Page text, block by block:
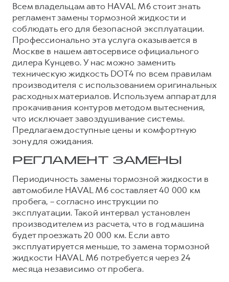
M6
от 2 049 000 ₽
JOLION
от 2 049 000 ₽
DARGO
от 2 899 000 ₽ от 3 599 000 ₽
ВЫБОР И ПОКУПКА
Автомобили в наличии
Конфигуратор HAVAL
Аксессуары HAVAL
Каталоги и прайс-листы
Программа «HAVAL Защита+»
Тест-драйв
Трейд-ин
КРЕДИТ И СТРАХОВАНИЕ
Кредитный калькулятор
Страхование
Кредит
КОРПОРАТИВНЫМ КЛИЕНТАМ
Для малого бизнеса
СЕРВИС
Все о сервисе
Запись на сервис
Моторное масло
Стоимость ТО
СЕРВИСНОЕ ОБСЛУЖИВАНИЕ
Нулевое ТО
Программа «Помощь на дороге»
Регламенты технического обслуживания
Электронный ПТС
ПОДДЕРЖКА
GWM Безопасность
Гарантия HAVAL
Мобильное приложение GWM
СПЕЦПРЕДЛОЖЕНИЯ
Покупателям
Владельцам
БРЕНД HAVAL
О бренде
Новости
О GWM
ИНФОРМАЦИЯ О ДИЛЕРЕ
О дилере
Наша команда
Контакты
Всем владельцам авто HAVAL M6 стоит знать
регламент замены тормозной жидкости и
соблюдать его для безопасной эксплуатации.
Профессионально эта услуга оказывается в
Москве в нашем автосервисе официального
дилера Кунцево. У нас можно заменить
техническую жидкость DOT4 по всем правилам
производителя с использованием оригинальных
расходных материалов. Используем аппарат для
прокачивания контуров методом вытеснения,
что исключает завоздушивание системы.
Предлагаем доступные цены и комфортную
зону для ожидания.
РЕГЛАМЕНТ ЗАМЕНЫ
Периодичность замены тормозной жидкости в
автомобиле HAVAL M6 составляет 40 000 км
пробега, – согласно инструкции по
эксплуатации. Такой интервал установлен
производителем из расчета, что в год машина
будет проезжать 20 000 км. Если авто
эксплуатируется меньше, то замена тормозной
жидкости HAVAL M6 потребуется через 24
месяца независимо от пробега.